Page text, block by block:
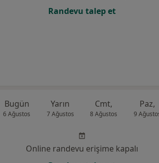
Randevu talep et
Bugün
6 Ağustos
Yarın
7 Ağustos
Cmt,
8 Ağustos
Paz,
9
Online randevu erişime kapalı